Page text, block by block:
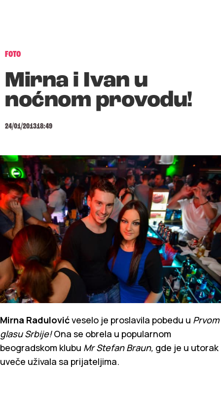
FOTO
Mirna i Ivan u
noćnom provodu!
24/01/201318:49
Mirna Radulovićveselo je proslavila pobedu u Prvom
glasu Srbije!Ona se obrela u popularnom
beogradskom klubu Mr Stefan Braun, gde je u utorak
uveče uživala sa prijateljima.